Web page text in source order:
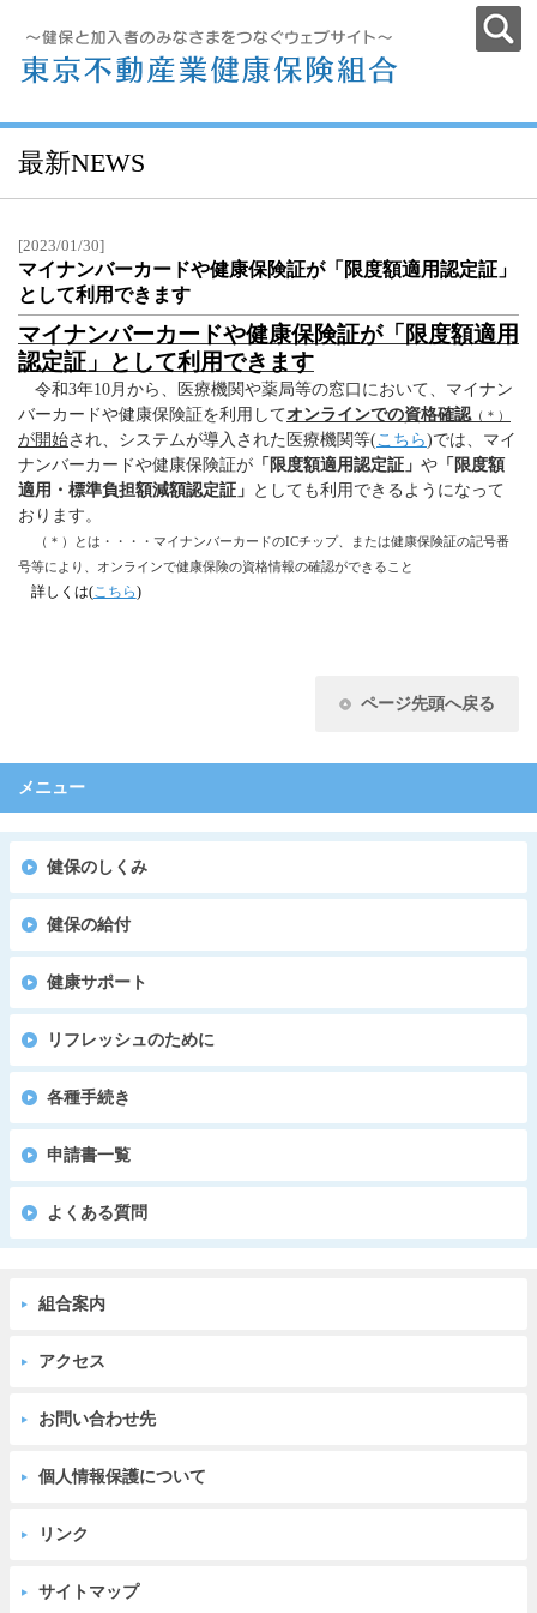
最新NEWS
[2023/01/30]
マイナンバーカードや健康保険証が「限度額適用認定証」
として利用できます
マイナンバーカードや健康保険証が「限度額適用
認定証」として利用できます
令和3年10月から、医療機関や薬局等の窓口において、マイナン
バーカードや健康保険証を利用してオンラインでの資格確認 （＊）
が開始され、システムが導入された医療機関等(こちら)では、マイ
ナンバーカードや健康保険証が 「限度額適用認定証」 や 「限度額
適用・標準負担額減額認定証」 としても利用できるようになって
おります。
（＊）とは・・・・マイナンバーカードのICチップ、または健康保険証の記号番
号等により、オンラインで健康保険の資格情報の確認ができる こと
詳しくは(こちら)
ページ先頭へ戻る
メニュー
健保のしくみ
健保の給付
健康サポート
リフレッシュのために
各種手続き
申請書一覧
よくある質問
組合案内
アクセス
お問い合わせ先
個人情報保護について
リンク
サイトマップ